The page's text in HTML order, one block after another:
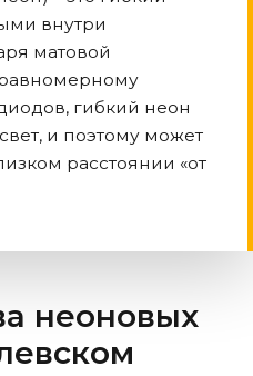
внутри
матовой
гибкий неон
и поэтому может
расстоянии «от
неоновых